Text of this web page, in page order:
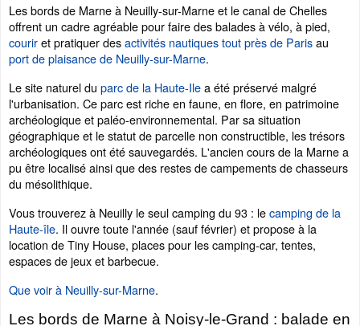
Les bords de Marne à Neuilly-sur-Marne et le canal de Chelles
offrent un cadre agréable pour faire des balades à vélo, à pied,
couriret pratiquer desactivités nautiques tout près de Parisau
port de plaisance de Neuilly-sur-Marne.
Le site naturel du parc de la Haute-Ilea été préservé malgré
l'urbanisation. Ce parc est riche en faune, en flore, en patrimoine
archéologique et paléo-environnemental. Par sa situation
géographique et le statut de parcelle non constructible, les trésors
archéologiques ont été sauvegardés. L'ancien cours de la Marne a
pu être localisé ainsi que des restes de campements de chasseurs
du mésolithique.
Vous trouverez à Neuilly le seul camping du 93 : lecamping de la
Haute-île. Il ouvre toute l'année (sauf février) et propose à la
location de Tiny House, places pour les camping-car, tentes,
espaces de jeux et barbecue.
Que voir à Neuilly-sur-Marne.
Les bords de Marne à Noisy-le-Grand : balade en